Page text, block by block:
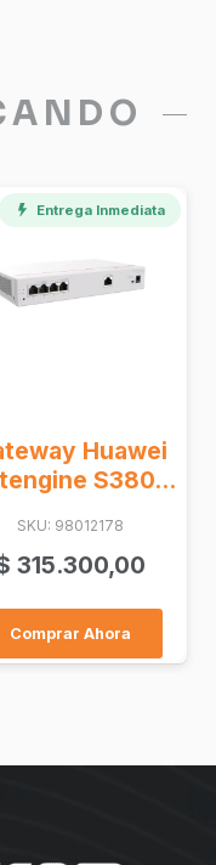
Lc/Apc
$